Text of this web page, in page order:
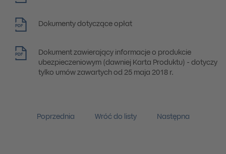
PDF Dokumenty dotyczące opłat
PDF
Dokument zawierający informacje o produkcie
ubezpieczeniowym (dawniej Karta Produktu) - dotyczy
tylko umów zawartych od 25 maja 2018 r.
Poprzednia Wróć do listy Następna